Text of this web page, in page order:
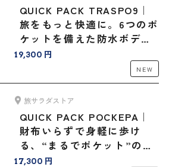
QUICK PACK TRASPO9｜
旅をもっと快適に。6つのポ
ケットを備えた防水ボディ
バッグ
19,300 円
NEW
旅サラダストア
QUICK PACK POCKEPA｜
財布いらずで身軽に歩け
る、“まるでポケット”のよ
うなバッグ
17,300 円